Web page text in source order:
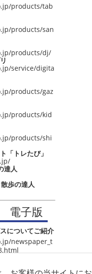
products/tab
products/san
products/dj/
service/digita
products/gaz
products/kid
products/shi
「トレたび」
達人
歩の達人
電子版
についてご紹介
newspaper_t